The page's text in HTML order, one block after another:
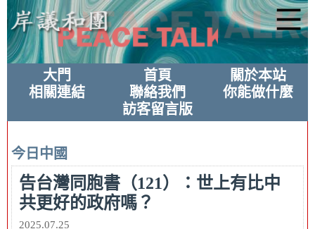
大門 首頁
關於本站
相關連結
聯絡我們
你能做什麼
訪客留言版
今日中國
告台灣同胞書（121）：世上有比中
共更好的政府嗎？
2025.07.25